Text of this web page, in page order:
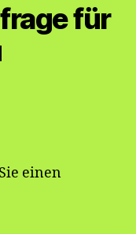
für
einen